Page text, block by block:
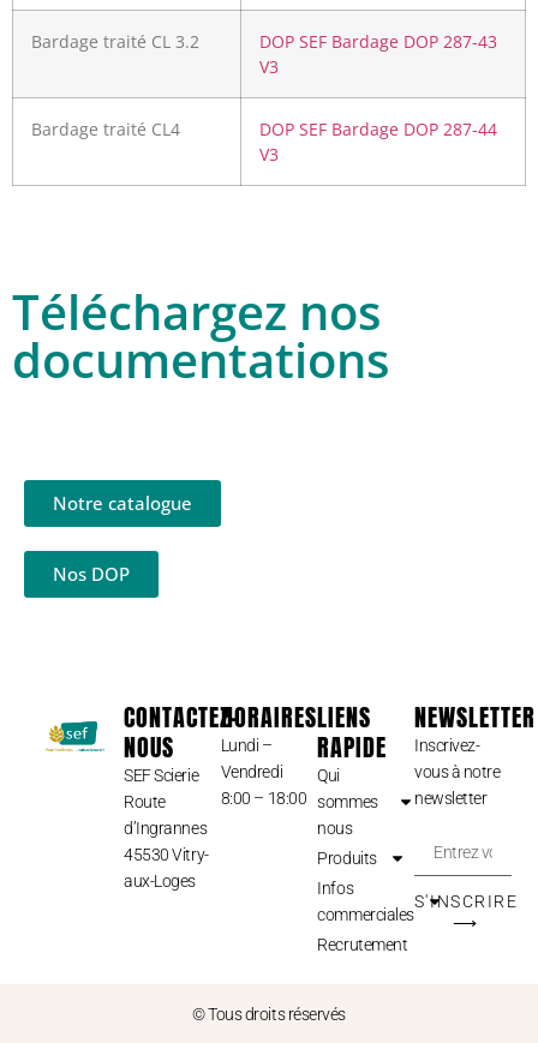
Bardage traité CL 3.2
DOP SEF Bardage DOP 287-43
V3
Bardage traité CL4
DOP SEF Bardage DOP 287-44
V3
Téléchargez nos
documentations
Notre catalogue
Nos DOP
CONTACTEZ-
NOUS
SEF Scierie
Route
d’Ingrannes
45530 Vitry-
aux-Loges
HORAIRES
Lundi –
Vendredi
8:00 – 18:00
LIENS
RAPIDE
Qui
sommes
nous
Produits
Infos
commerciales
Recrutement
NEWSLETTER
Inscrivez-
vous à notre
newsletter
S'INSCRIRE
⟶
© Tous droits réservés